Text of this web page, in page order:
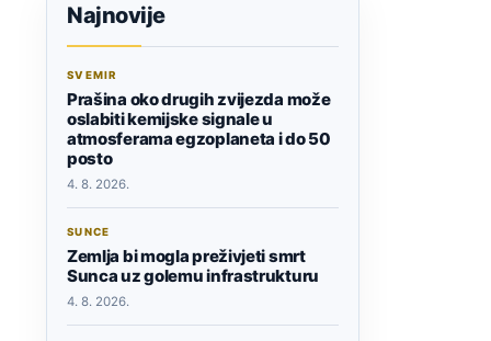
Najnovije
SVEMIR
Prašina oko drugih zvijezda može
oslabiti kemijske signale u
atmosferama egzoplaneta i do 50
posto
4. 8. 2026.
SUNCE
Zemlja bi mogla preživjeti smrt
Sunca uz golemu infrastrukturu
4. 8. 2026.